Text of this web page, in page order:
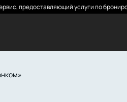
предоставляющий услуги по